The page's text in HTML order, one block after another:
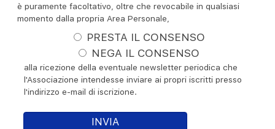
è puramente facoltativo, oltre che revocabile in qualsiasi
momento dalla propria Area Personale,
PRESTA IL CONSENSO
NEGA IL CONSENSO
alla ricezione della eventuale newsletter periodica che
l'Associazione intendesse inviare ai propri iscritti presso
l'indirizzo e-mail di iscrizione.